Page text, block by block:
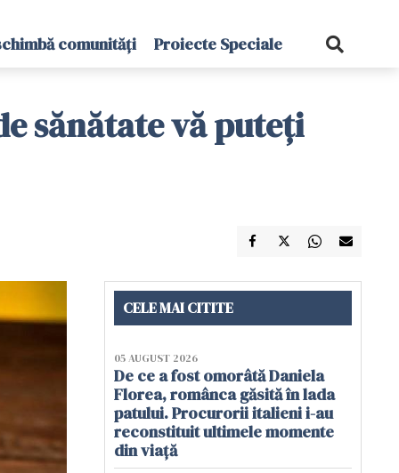
comunități Proiecte Speciale
sănătate vă puteți
CELE MAI CITITE
05 AUGUST 2026
De ce a fost omorâtă Daniela
Florea, românca găsită în lada
patului. Procurorii italieni i-au
reconstituit ultimele momente
din viață